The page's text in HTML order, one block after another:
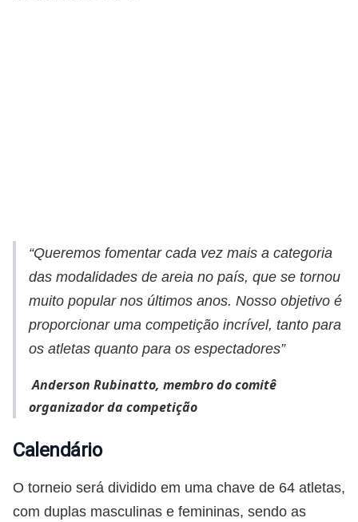
“Queremos fomentar cada vez mais a categoria
das modalidades de areia no país, que se tornou
muito popular nos últimos anos. Nosso objetivo é
proporcionar uma competição incrível, tanto para
os atletas quanto para os espectadores”
Anderson Rubinatto, membro do comitê
organizador da competição
Calendário
O torneio será dividido em uma chave de 64 atletas,
com duplas masculinas e femininas, sendo as